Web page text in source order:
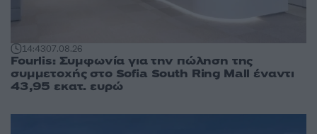
14:4307.08.26
Fourlis: Συμφωνία για την πώληση της
συμμετοχής στο Sofia South Ring Mall έναντι
43,95 εκατ. ευρώ